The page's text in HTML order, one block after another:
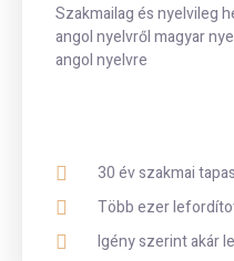
Szakmailag és nyelvileg
angol nyelvről magyar
angol nyelvre
30 év szakmai
Több ezer
Igény szerint akár